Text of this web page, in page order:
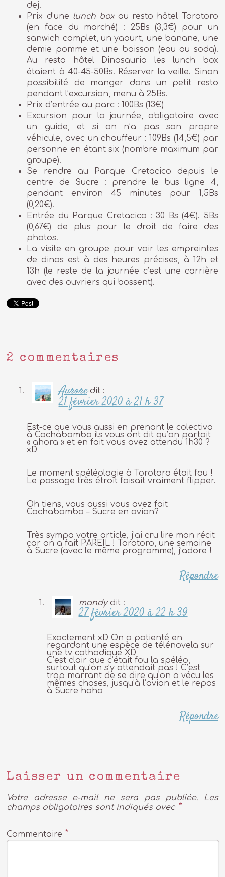
dej.
Prix d’une lunch boxau resto hôtel Torotoro
(en face du marché) : 25Bs (3,3€) pour un
sanwich complet, un yaourt, une banane, une
demie pomme et une boisson (eau ou soda).
Au resto hôtel Dinosaurio les lunch box
étaient à 40-45-50Bs. Réserver la veille. Sinon
possibilité de manger dans un petit resto
pendant l’excursion, menu à 25Bs.
Prix d’entrée au parc : 100Bs (13€)
Excursion pour la journée, obligatoire avec
un guide, et si on n’a pas son propre
véhicule, avec un chauffeur : 109Bs (14,5€) par
personne en étant six (nombre maximum par
groupe).
Se rendre au Parque Cretacico depuis le
centre de Sucre : prendre le bus ligne 4,
pendant environ 45 minutes pour 1,5Bs
(0,20€).
Entrée du Parque Cretacico : 30 Bs (4€). 5Bs
(0,67€) de plus pour le droit de faire des
photos.
La visite en groupe pour voir les empreintes
de dinos est à des heures précises, à 12h et
13h (le reste de la journée c’est une carrière
avec des ouvriers qui bossent).
2 commentaires
Aurore dit :
21 février 2020 à 21 h 37
Est-ce que vous aussi en prenant le colectivo
à Cochabamba ils vous ont dit qu’on partait
« ahora » et en fait vous avez attendu 1h30 ?
xD
Le moment spéléologie à Torotoro était fou !
Le passage très étroit faisait vraiment flipper.
Oh tiens, vous aussi vous avez fait
Cochabamba – Sucre en avion?
Très sympa votre article, j’ai cru lire mon récit
car on a fait PAREIL ! Torotoro, une semaine
à Sucre (avec le même programme), j’adore !
Répondre
mandy dit :
27 février 2020 à 22 h 39
Exactement xD On a patienté en
regardant une espèce de télénovela sur
une tv cathodique XD
C’est clair que c’était fou la spéléo,
surtout qu’on s’y attendait pas ! C’est
trop marrant de se dire qu’on a vécu les
mêmes choses, jusqu’à l’avion et le repos
à Sucre haha
Répondre
Laisser un commentaire
Votre adresse e-mail ne sera pas publiée.
Les
champs obligatoires sont indiqués avec *
Commentaire *